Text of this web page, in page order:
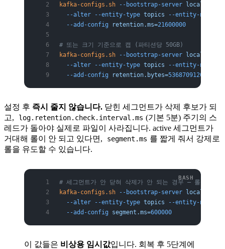
kafka-configs.sh --bootstrap-server
  --alter
--entity-type topics --entity-name
  --add-config
retention.ms=21600000
# 또는 크기 기준으로 캡 (파티션당 50GB)
kafka-configs.sh --bootstrap-server
  --alter
--entity-type topics --entity-name
  --add-config
retention.bytes=53687091200
설정 후 즉시 줄지 않습니다. 닫힌 세그먼트가 삭제 후보가 되
고,
log.retention.check.interval.ms (기본 5분) 주기의 스
레드가 돌아야 실제로 파일이 사라집니다. active 세그먼트가
거대해 롤이 안 되고 있다면,
segment.ms 를 짧게 줘서 강제로
롤을 유도할 수 있습니다.
# 세그먼트가 안 닫혀 삭제가 안 되는 경우 — 롤 유도
kafka-configs.sh --bootstrap-server
  --alter
--entity-type topics --entity-name
  --add-config
segment.ms=600000
이 값들은 비상용 임시값입니다. 회복 후 5단계에